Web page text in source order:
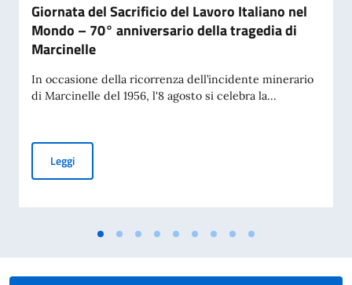
Giornata del Sacrificio del Lavoro Italiano nel
Mondo – 70° anniversario della tragedia di
Marcinelle
In occasione della ricorrenza dell’incidente minerario
di Marcinelle del 1956, l'8 agosto si celebra la...
LeggiGiornata del Sacrificio del Lavoro Italiano nel Mondo –